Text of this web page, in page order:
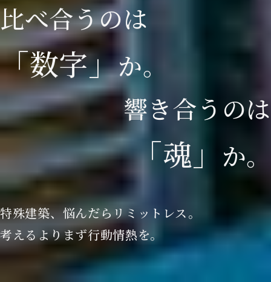
比べ合うのは
「数字」か。
響き合う のは
「魂 」 か。
特殊建築、悩んだらリミットレス。
考えるよりまず行動情熱を。